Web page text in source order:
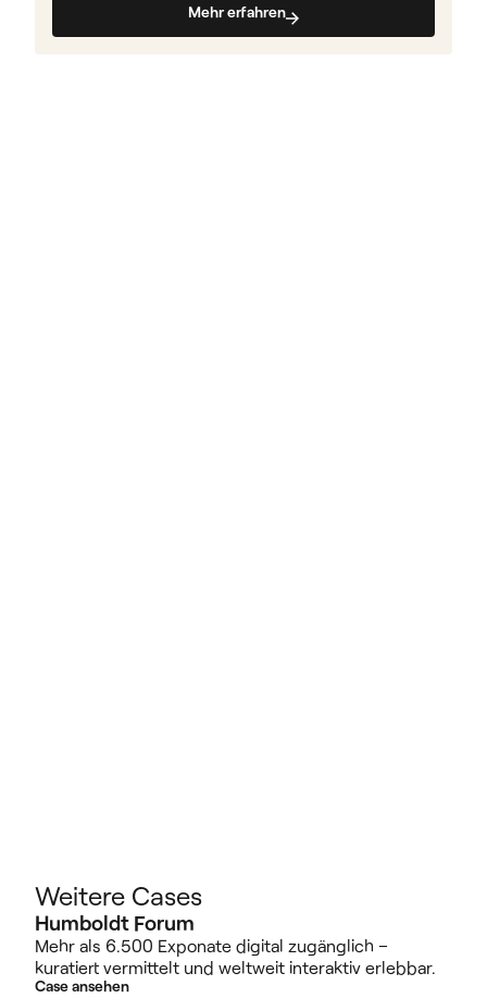
Mehr erfahren
Weitere Cases
Humboldt Forum
Mehr als 6.500 Exponate digital zugänglich –
kuratiert vermittelt und weltweit interaktiv erlebbar.
Case ansehen